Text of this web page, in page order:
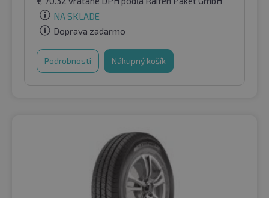
NA SKLADE
Doprava zadarmo
Podrobnosti Nákupný košík